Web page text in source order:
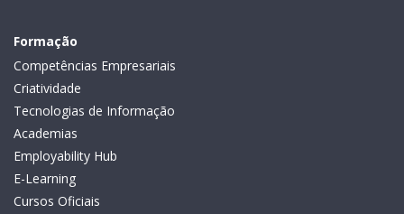
Formação
Competências Empresariais
Criatividade
Tecnologias de Informação
Academias
Employability Hub
E-Learning
Cursos Oficiais